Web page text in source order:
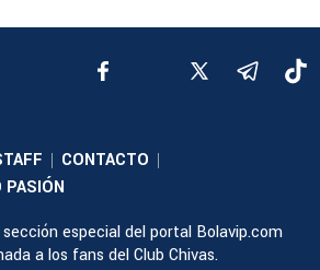
| CONTACTO |
PASIÓN
especial del portal Bolavip.com
a los fans del Club Chivas.